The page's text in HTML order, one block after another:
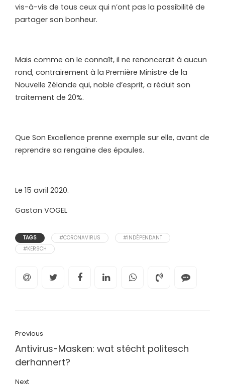
vis-à-vis de tous ceux qui n’ont pas la possibilité de
partager son bonheur.
Mais comme on le connaît, il ne renoncerait à aucun
rond, contrairement à la Première Ministre de la
Nouvelle Zélande qui, noble d’esprit, a réduit son
traitement de 20%.
Que Son Excellence prenne exemple sur elle, avant de
reprendre sa rengaine des épaules.
Le 15 avril 2020.
Gaston VOGEL
TAGS #CORONAVIRUS
#INDÉPENDANT
#KERSCH
Previous
Antivirus-Masken: wat stécht politesch
derhannert?
Next